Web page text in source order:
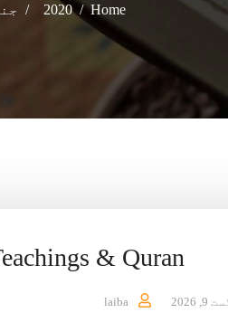
Home
2020
& Quran
2026
laiba